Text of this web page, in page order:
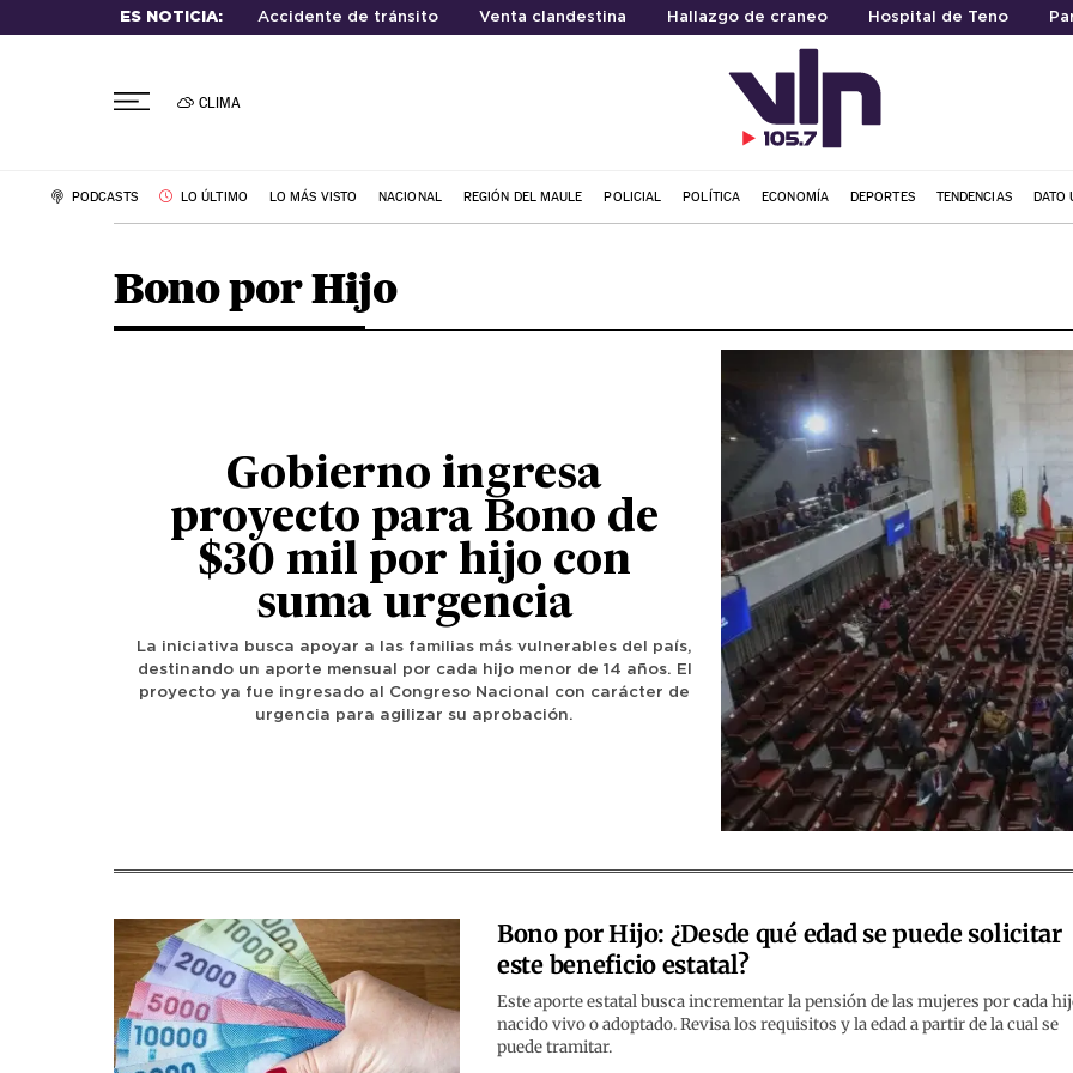
ES NOTICIA: Accidente de tránsito Venta clandestina Hallazgo de craneo Hospital de Teno
CLIMA
PODCASTS LO ÚLTIMO LO MÁS VISTO NACIONAL REGIÓN DEL MAULE POLICIAL POLÍTICA ECONOMÍA DEPORTES TENDENCIAS DATO
Bono por Hijo
Gobierno ingresa
proyecto para Bono de
$30 mil por hijo con
suma urgencia
La iniciativa busca apoyar a las familias más vulnerables del país,
destinando un aporte mensual por cada hijo menor de 14 años. El
proyecto ya fue ingresado al Congreso Nacional con carácter de
urgencia para agilizar su aprobación.
Bono por Hijo: ¿Desde qué edad se puede solicitar
este beneficio estatal?
Este aporte estatal busca incrementar la pensión de las mujeres por cada
nacido vivo o adoptado. Revisa los requisitos y la edad a partir de la cual se
puede tramitar.